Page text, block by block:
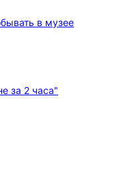
в музее